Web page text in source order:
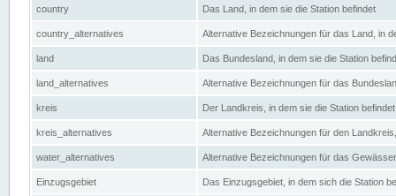
country Das Land, in dem sie die Station befindet
country_alternatives Alternative Bezeichnungen für das Land, in
land Das Bundesland, in dem sie die Station
land_alternatives Alternative Bezeichnungen für das
kreis Der Landkreis, in dem sie die Station befindet
kreis_alternatives Alternative Bezeichnungen für den
water_alternatives Alternative Bezeichnungen für das
Einzugsgebiet Das Einzugsgebiet, in dem sich die Station